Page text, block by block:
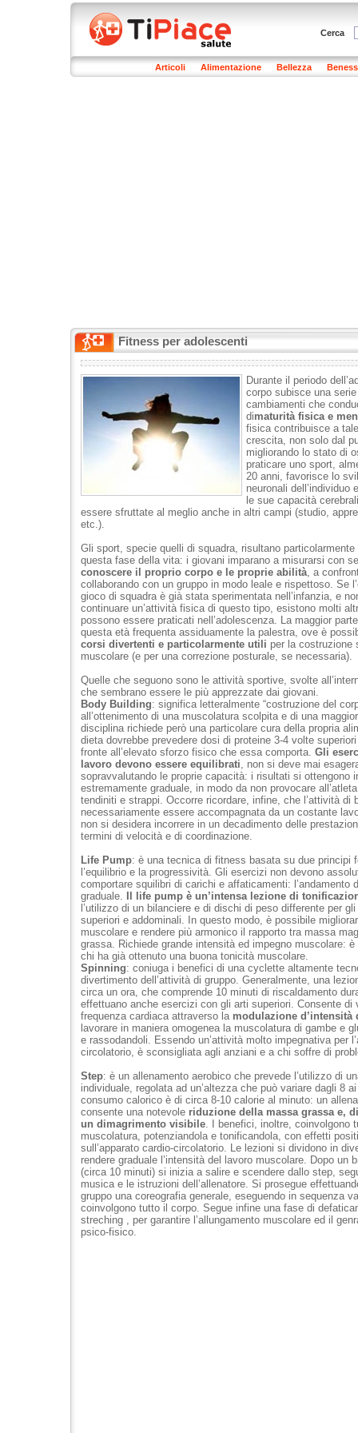
Cerca
Articoli Alimentazione Bellezza
Fitness per adolescenti
Durante il periodo
corpo subisce una
cambiamenti che
dimaturità fisica e
fisica contribuisce a
crescita, non solo dal
migliorando lo stato di
praticare uno sport,
20 anni, favorisce lo
neuronali dell’individuo
le sue capacità
essere sfruttate al meglio anche in altri campi (studio,
etc.).
Gli sport, specie quelli di squadra, risultano particolarmente
questa fase della vita: i giovani imparano a misurarsi con
conoscere il proprio corpo e le proprie abilità, a
collaborando con un gruppo in modo leale e rispettoso. Se
gioco di squadra è già stata sperimentata nell’infanzia, e
continuare un’attività fisica di questo tipo, esistono molti
possono essere praticati nell’adolescenza. La maggior
questa età frequenta assiduamente la palestra, ove è
corsi divertenti e particolarmente utili per la costruzione
muscolare (e per una correzione posturale, se necessaria).
Quelle che seguono sono le attività sportive, svolte
che sembrano essere le più apprezzate dai giovani.
Body Building: significa letteralmente “costruzione del
all’ottenimento di una muscolatura scolpita e di una
disciplina richiede però una particolare cura della propria
dieta dovrebbe prevedere dosi di proteine 3-4 volte
fronte all’elevato sforzo fisico che essa comporta. Gli
lavoro devono essere equilibrati, non si deve mai
sopravvalutando le proprie capacità: i risultati si ottengono
estremamente graduale, in modo da non provocare
tendiniti e strappi. Occorre ricordare, infine, che l’attività di
necessariamente essere accompagnata da un costante
non si desidera incorrere in un decadimento delle
termini di velocità e di coordinazione.
Life Pump: è una tecnica di fitness basata su due principi
l’equilibrio e la progressività. Gli esercizi non devono
comportare squilibri di carichi e affaticamenti: l’andamento
graduale.
Il life pump è un’intensa lezione di
l’utilizzo di un bilanciere e di dischi di peso differente per
superiori e addominali. In questo modo, è possibile
muscolare e rendere più armonico il rapporto tra massa
grassa. Richiede grande intensità ed impegno muscolare:
chi ha già ottenuto una buona tonicità muscolare.
Spinning: coniuga i benefici di una cyclette altamente
divertimento dell’attività di gruppo. Generalmente, una
circa un ora, che comprende 10 minuti di riscaldamento
effettuano anche esercizi con gli arti superiori. Consente di
frequenza cardiaca attraverso la modulazione d’intensità
lavorare in maniera omogenea la muscolatura di gambe e
e rassodandoli. Essendo un’attività molto impegnativa per
circolatorio, è sconsigliata agli anziani e a chi soffre di
Step: è un allenamento aerobico che prevede l’utilizzo di
individuale, regolata ad un’altezza che può variare dagli 8
consumo calorico è di circa 8-10 calorie al minuto: un
consente una notevole riduzione della massa grassa e,
un dimagrimento visibile. I benefici, inoltre, coinvolgono
muscolatura, potenziandola e tonificandola, con effetti
sull’apparato cardio-circolatorio. Le lezioni si dividono in
rendere graduale l’intensità del lavoro muscolare. Dopo un
(circa 10 minuti) si inizia a salire e scendere dallo step,
musica e le istruzioni dell’allenatore. Si prosegue
gruppo una coreografia generale, eseguendo in sequenza
coinvolgono tutto il corpo. Segue infine una fase di
streching , per garantire l’allungamento muscolare ed il
psico-fisico.